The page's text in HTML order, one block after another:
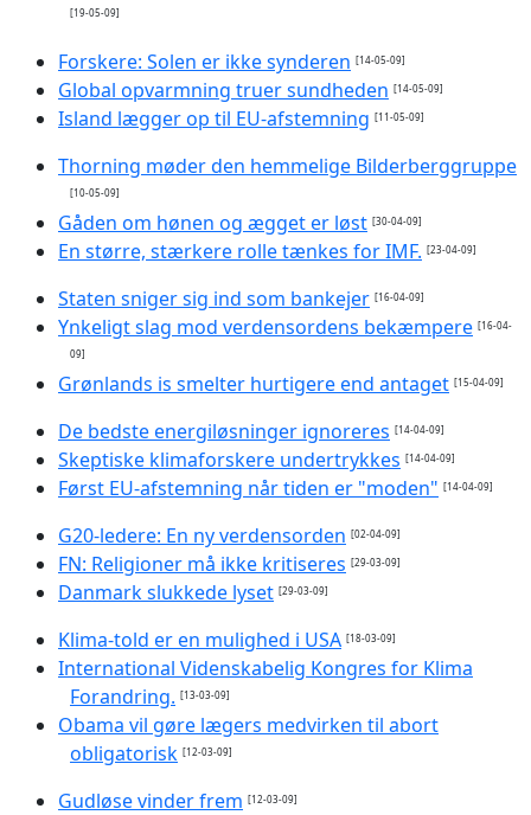
[19-05-09]
Forskere: Solen er ikke synderen [14-05-09]
Global opvarmning truer sundheden [14-05-09]
Island lægger op til EU-afstemning [11-05-09]
Thorning møder den hemmelige Bilderberggruppe
[10-05-09]
Gåden om hønen og ægget er løst [30-04-09]
En større, stærkere rolle tænkes for IMF. [23-04-09]
Staten sniger sig ind som bankejer [16-04-09]
Ynkeligt slag mod verdensordens bekæmpere [16-04-
09]
Grønlands is smelter hurtigere end antaget [15-04-09]
De bedste energiløsninger ignoreres [14-04-09]
Skeptiske klimaforskere undertrykkes [14-04-09]
Først EU-afstemning når tiden er "moden" [14-04-09]
G20-ledere: En ny verdensorden [02-04-09]
FN: Religioner må ikke kritiseres [29-03-09]
Danmark slukkede lyset [29-03-09]
Klima-told er en mulighed i USA [18-03-09]
International Videnskabelig Kongres for Klima
Forandring. [13-03-09]
Obama vil gøre lægers medvirken til abort
obligatorisk [12-03-09]
Gudløse vinder frem [12-03-09]